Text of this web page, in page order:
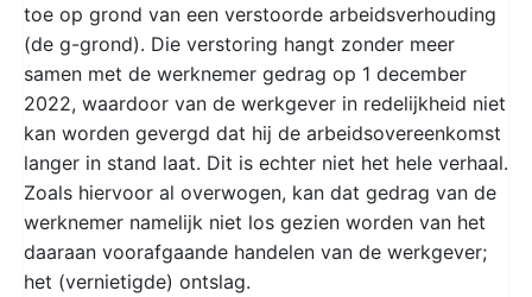
toe op grond van een verstoorde arbeidsverhouding
(de g-grond). Die verstoring hangt zonder meer
samen met de werknemer gedrag op 1 december
2022, waardoor van de werkgever in redelijkheid niet
kan worden gevergd dat hij de arbeidsovereenkomst
langer in stand laat. Dit is echter niet het hele verhaal.
Zoals hiervoor al overwogen, kan dat gedrag van de
werknemer namelijk niet los gezien worden van het
daaraan voorafgaande handelen van de werkgever;
het (vernietigde) ontslag.